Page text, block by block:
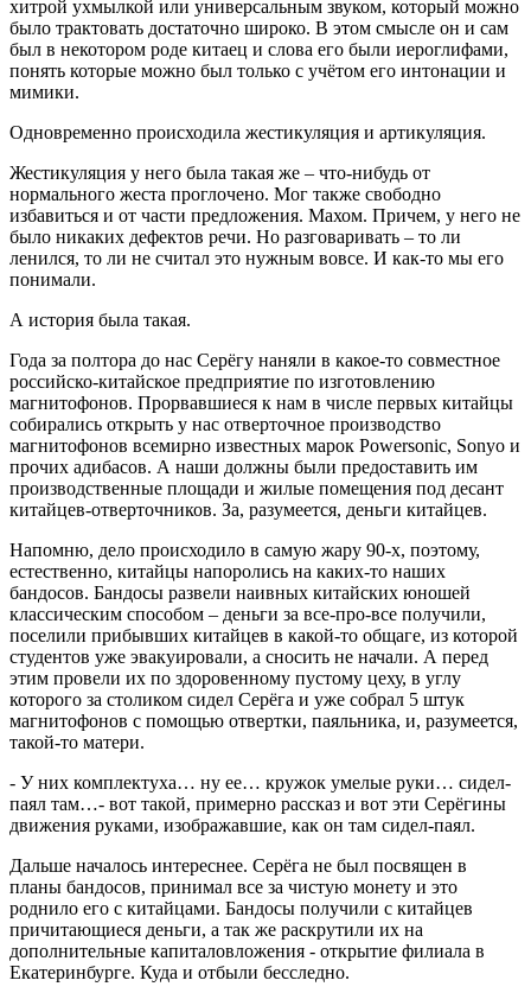
хитрой ухмылкой или универсальным звуком, который можно
было трактовать достаточно широко. В этом смысле он и сам
был в некотором роде китаец и слова его были иероглифами,
понять которые можно был только с учётом его интонации и
мимики.
Одновременно происходила жестикуляция и артикуляция.
Жестикуляция у него была такая же – что-нибудь от
нормального жеста проглочено. Мог также свободно
избавиться и от части предложения. Махом. Причем, у него не
было никаких дефектов речи. Но разговаривать – то ли
ленился, то ли не считал это нужным вовсе. И как-то мы его
понимали.
А история была такая.
Года за полтора до нас Серёгу наняли в какое-то совместное
российско-китайское предприятие по изготовлению
магнитофонов. Прорвавшиеся к нам в числе первых китайцы
собирались открыть у нас отверточное производство
магнитофонов всемирно известных марок Powersonic, Sonyo и
прочих адибасов. А наши должны были предоставить им
производственные площади и жилые помещения под десант
китайцев-отверточников. За, разумеется, деньги китайцев.
Напомню, дело происходило в самую жару 90-х, поэтому,
естественно, китайцы напоролись на каких-то наших
бандосов. Бандосы развели наивных китайских юношей
классическим способом – деньги за все-про-все получили,
поселили прибывших китайцев в какой-то общаге, из которой
студентов уже эвакуировали, а сносить не начали. А перед
этим провели их по здоровенному пустому цеху, в углу
которого за столиком сидел Серёга и уже собрал 5 штук
магнитофонов с помощью отвертки, паяльника, и, разумеется,
такой-то матери.
- У них комплектуха… ну ее… кружок умелые руки… сидел-
паял там…- вот такой, примерно рассказ и вот эти Серёгины
движения руками, изображавшие, как он там сидел-паял.
Дальше началось интереснее. Серёга не был посвящен в
планы бандосов, принимал все за чистую монету и это
роднило его с китайцами. Бандосы получили с китайцев
причитающиеся деньги, а так же раскрутили их на
дополнительные капиталовложения - открытие филиала в
Екатеринбурге. Куда и отбыли бесследно.